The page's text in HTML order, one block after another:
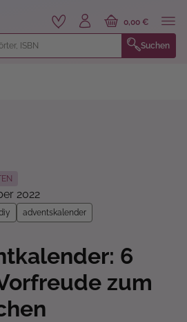
Suchen
0,00 €
2022
adventskalender
6
zum